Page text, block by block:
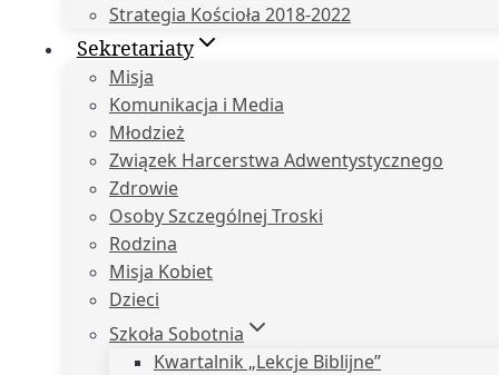
Strategia Kościoła 2018-2022
Sekretariaty
Misja
Komunikacja i Media
Młodzież
Związek Harcerstwa Adwentystycznego
Zdrowie
Osoby Szczególnej Troski
Rodzina
Misja Kobiet
Dzieci
Szkoła Sobotnia
Kwartalnik „Lekcje Biblijne”